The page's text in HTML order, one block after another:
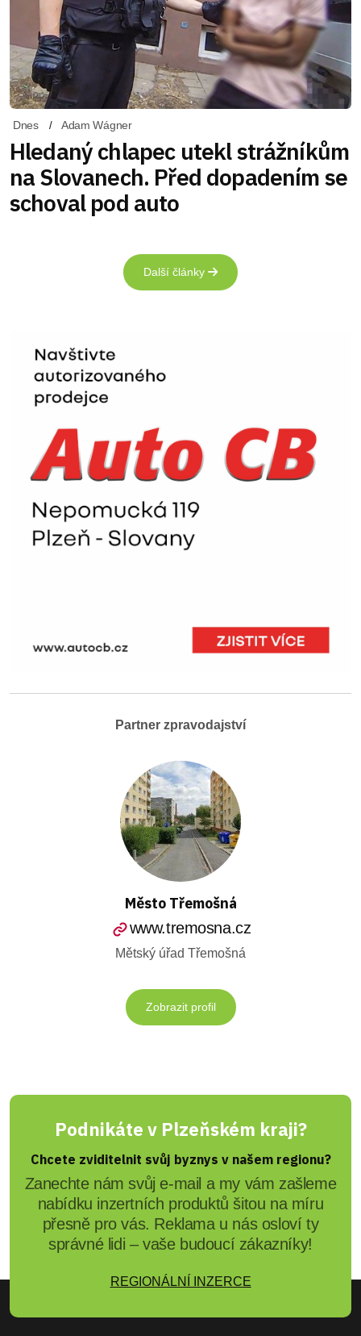
Dnes Adam Wágner
Hledaný chlapec utekl strážníkům
na Slovanech. Před dopadením se
schoval pod auto
Další články
Partner zpravodajství
Město Třemošná
www.tremosna.cz
Mětský úřad Třemošná
Zobrazit profil
Podnikáte v Plzeňském kraji?
Chcete zviditelnit svůj byznys v našem regionu?
Zanechte nám svůj e-mail a my vám zašleme
nabídku inzertních produktů šitou na míru
přesně pro vás. Reklama u nás osloví ty
správné lidi – vaše budoucí zákazníky!
REGIONÁLNÍ INZERCE